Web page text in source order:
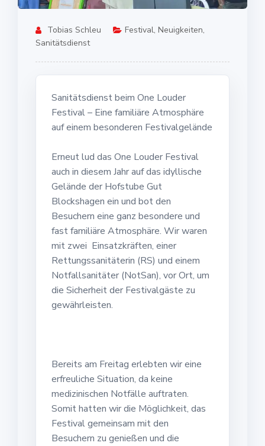
Tobias Schleu Festival, Neuigkeiten,
Sanitätsdienst
Sanitätsdienst beim One Louder
Festival – Eine familiäre Atmosphäre
auf einem besonderen Festivalgelände
Erneut lud das One Louder Festival
auch in diesem Jahr auf das idyllische
Gelände der Hofstube Gut
Blockshagen ein und bot den
Besuchern eine ganz besondere und
fast familiäre Atmosphäre. Wir waren
mit zwei Einsatzkräften, einer
Rettungssanitäterin (RS) und einem
Notfallsanitäter (NotSan), vor Ort, um
die Sicherheit der Festivalgäste zu
gewährleisten.
Bereits am Freitag erlebten wir eine
erfreuliche Situation, da keine
medizinischen Notfälle auftraten.
Somit hatten wir die Möglichkeit, das
Festival gemeinsam mit den
Besuchern zu genießen und die